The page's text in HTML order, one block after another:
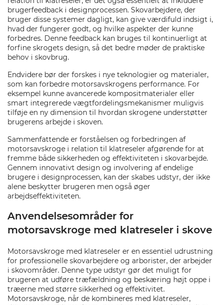
brugerfeedback i designprocessen. Skovarbejdere, der
bruger disse systemer dagligt, kan give værdifuld indsigt i,
hvad der fungerer godt, og hvilke aspekter der kunne
forbedres. Denne feedback kan bruges til kontinuerligt at
forfine skrogets design, så det bedre møder de praktiske
behov i skovbrug.
Endvidere bør der forskes i nye teknologier og materialer,
som kan forbedre motorsavskrogens performance. For
eksempel kunne avancerede kompositmaterialer eller
smart integrerede vægtfordelingsmekanismer muligvis
tilføje en ny dimension til hvordan skrogene understøtter
brugerens arbejde i skoven.
Sammenfattende er forståelsen og forbedringen af
motorsavskroge i relation til klatreseler afgørende for at
fremme både sikkerheden og effektiviteten i skovarbejde.
Gennem innovativt design og involvering af endelige
brugere i designprocessen, kan der skabes udstyr, der ikke
alene beskytter brugeren men også øger
arbejdseffektiviteten.
Anvendelsesområder for
motorsavskroge med klatreseler i skove
Motorsavskroge med klatreseler er en essentiel udrustning
for professionelle skovarbejdere og arborister, der arbejder
i skovområder. Denne type udstyr gør det muligt for
brugeren at udføre træfældning og beskæring højt oppe i
træerne med større sikkerhed og effektivitet.
Motorsavskroge, når de kombineres med klatreseler,